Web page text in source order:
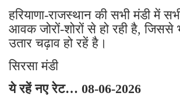
हरियाणा-राजस्थान की सभी मंडी में
आवक जोरों-शोरों से हो रही है, जिससे
उतार चढ़ाव हो रहें है।
सिरसा मंडी
ये रहें नए रेट… 08-06-2026